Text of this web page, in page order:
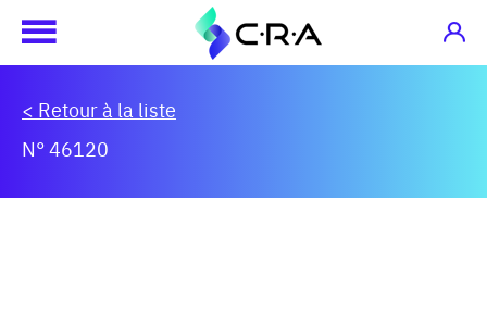
< Retour à la liste
N° 46120